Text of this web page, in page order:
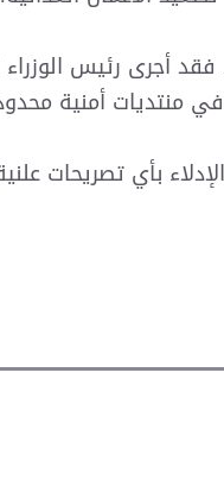
أجرى رئيس الوزراء
منتديات أمنية
بأي تصريحات